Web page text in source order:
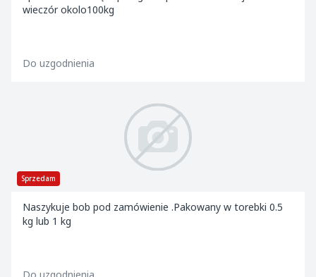
wieczór okolo100kg
Do uzgodnienia
Sprzedam
Naszykuje bob pod zamówienie .Pakowany w torebki 0.5
kg lub 1 kg